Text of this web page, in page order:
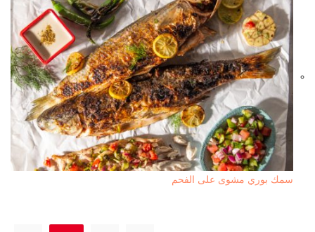
سمك بوري مشوى على الفحم